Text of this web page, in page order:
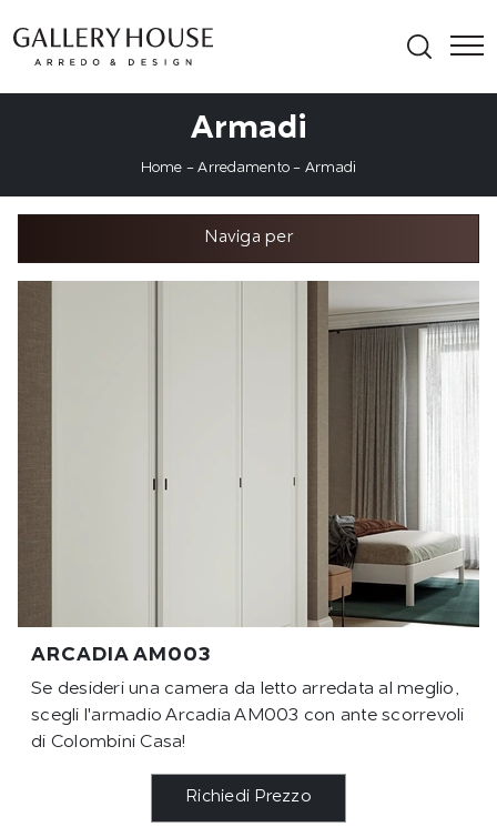
Armadi
Home -Arredamento - Armadi
Naviga per
ARCADIA AM003
Se desideri una camera da letto arredata al meglio,
scegli l'armadio Arcadia AM003 con ante scorrevoli
di Colombini Casa!
Richiedi Prezzo